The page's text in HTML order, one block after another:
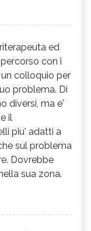
ed
con i
colloquio per
problema. Di
diversi, ma e'
il
piu' adatti a
sul problema
Dovrebbe
sua zona.